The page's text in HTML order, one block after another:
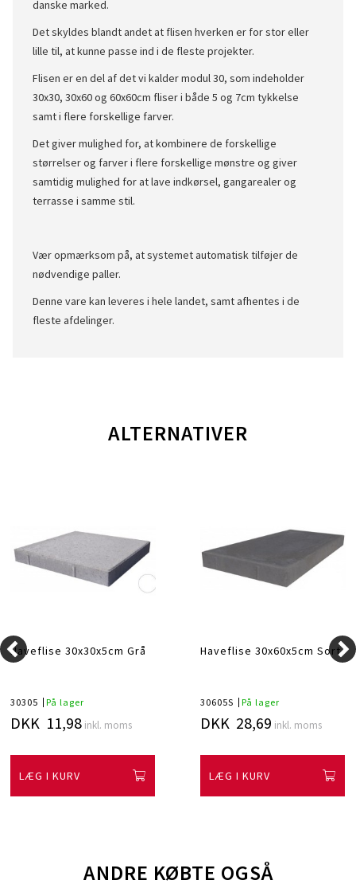
danske marked.
Det skyldes blandt andet at flisen hverken er for stor eller
lille til, at kunne passe ind i de fleste projekter.
Flisen er en del af det vi kalder modul 30, som indeholder
30x30, 30x60 og 60x60cm fliser i både 5 og 7cm tykkelse
samt i flere forskellige farver.
Det giver mulighed for, at kombinere de forskellige
størrelser og farver i flere forskellige mønstre og giver
samtidig mulighed for at lave indkørsel, gangarealer og
terrasse i samme stil.
Vær opmærksom på, at systemet automatisk tilføjer de
nødvendige paller.
Denne vare kan leveres i hele landet, samt afhentes i de
fleste afdelinger.
ALTERNATIVER
Haveflise 30x30x5cm Grå
30305 På lager
DKK 11,98 inkl. moms
LÆG I KURV
Haveflise 30x60x5cm Sort
30605S På lager
DKK 28,69 inkl. moms
LÆG I KURV
ANDRE KØBTE OGSÅ